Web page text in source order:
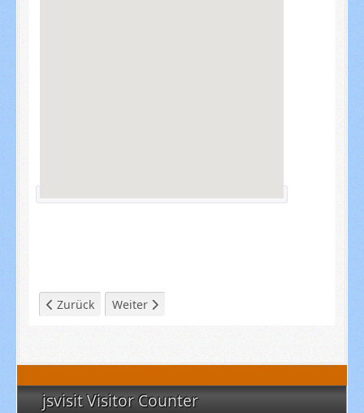
jsvisit Visitor Counter
Vorheriger Beitrag: 2025
Zurück Nächster Beitrag: Sommer 2025
Weiter